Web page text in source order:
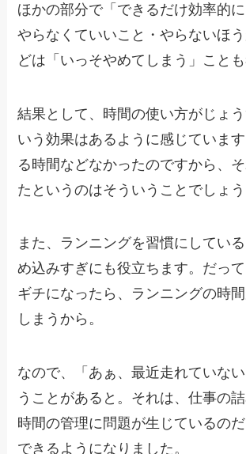
ほかの部分で「できるだけ効率的に
やらなくていいこと・やらないほ
どは「いっそやめてしまう」ことも
結果として、時間の使い方がじょ
いう効果はあるように感じていま
る時間などなかったのですから、
たというのはそういうことでしょう
また、ランニングを習慣にしてい
め込みすぎにも役立ちます。だっ
ギチになったら、ランニングの時
しまうから。
なので、「あぁ、最近走れていな
うことがあると。それは、仕事の詰
時間の管理に問題が生じているの
できるようになりました。